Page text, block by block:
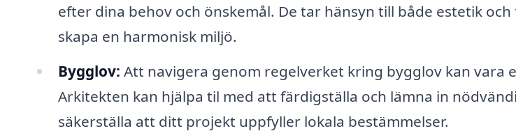
efter dina behov och önskemål. De tar hänsyn till både estetik
skapa en harmonisk miljö.
Bygglov: Att navigera genom regelverket kring bygglov kan vara
Arkitekten kan hjälpa til med att färdigställa och lämna in
säkerställa att ditt projekt uppfyller lokala bestämmelser.